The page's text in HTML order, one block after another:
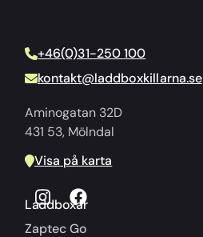
+46(0)31-250 100
kontakt@laddboxkillarna.se
Aminogatan 32D
431 53, Mölndal
Visa på karta
Laddboxar
Zaptec Go